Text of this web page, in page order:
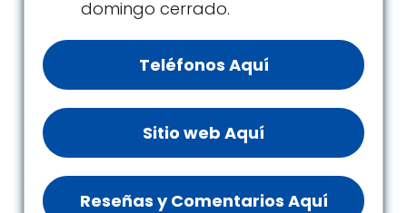
domingo cerrado.
Teléfonos Aquí
Sitio web Aquí
Reseñas y Comentarios Aquí